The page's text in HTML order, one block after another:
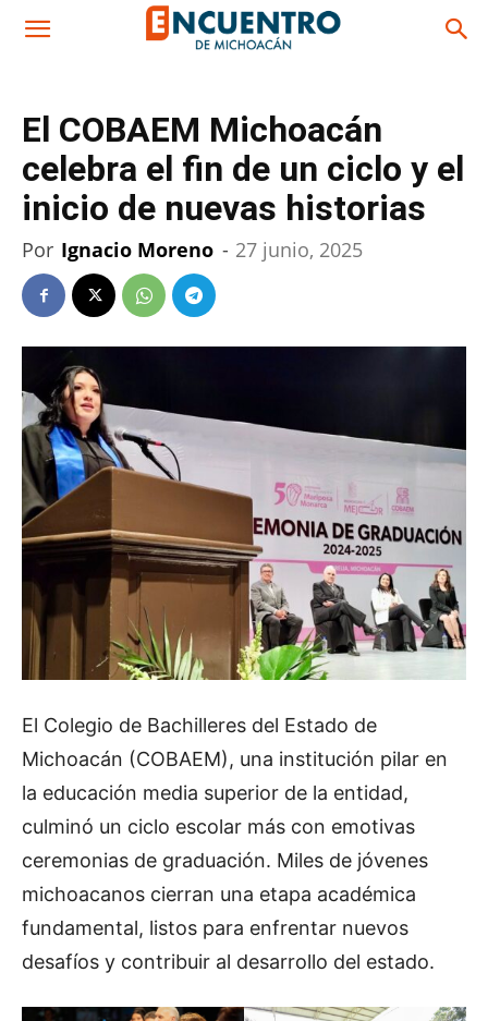
El COBAEM Michoacán
celebra el fin de un ciclo y el
inicio de nuevas historias
Por Ignacio Moreno - 27 junio, 2025
El Colegio de Bachilleres del Estado de
Michoacán (COBAEM), una institución pilar en
la educación media superior de la entidad,
culminó un ciclo escolar más con emotivas
ceremonias de graduación. Miles de jóvenes
michoacanos cierran una etapa académica
fundamental, listos para enfrentar nuevos
desafíos y contribuir al desarrollo del estado.